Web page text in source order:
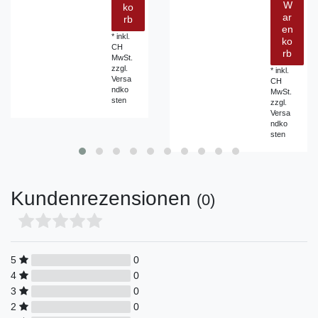
ko
rb
*inkl.
CH
MwSt.
zzgl.
Versa
ndko
sten
W
ar
en
ko
rb
*inkl.
CH
MwSt.
zzgl.
Versa
ndko
sten
Kundenrezensionen (0)
5
0
4
0
3
0
2
0